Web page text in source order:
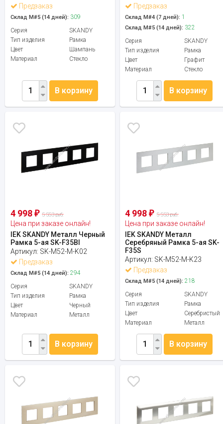
Предзаказ
Склад М#5 (14 дней): 309
Серия
SKANDY
Тип изделия
Рамка
Цвет
Шампань
Материал
Стекло
В корзину
Предзаказ
Склад М#4 (7 дней): 1
Склад М#5 (14 дней): 322
Серия
SKANDY
Тип изделия
Рамка
Цвет
Графит
Материал
Стекло
В корзину
4 998 ₽ 5 553 руб.
Цена при заказе онлайн!
IEK SKANDY Металл Черный
Рамка 5-ая SK-F35Bl
Артикул: SK-M52-M-K02
Предзаказ
Склад М#5 (14 дней): 294
Серия
SKANDY
Тип изделия
Рамка
Цвет
Черный
Материал
Металл
В корзину
4 998₽ 5 553 руб.
Цена при заказе онлайн!
IEK SKANDY Металл
Серебряный Рамка 5-ая SK-
F35S
Артикул: SK-M52-M-K23
Предзаказ
Склад М#5 (14 дней): 218
Серия
SKANDY
Тип изделия
Рамка
Цвет
Серебристый
Материал
Металл
В корзину